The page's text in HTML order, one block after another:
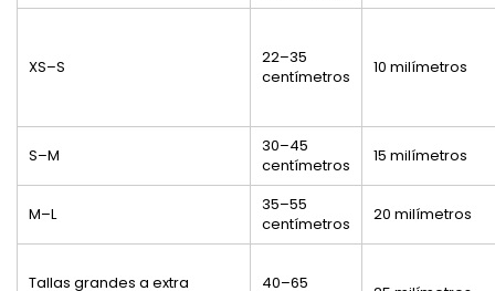
XS–S
22–35
centímetros
10 milímetros
S–M
30–45
centímetros
15 milímetros
M–L
35–55
centímetros
20 milímetros
Tallas grandes a extra
40–65